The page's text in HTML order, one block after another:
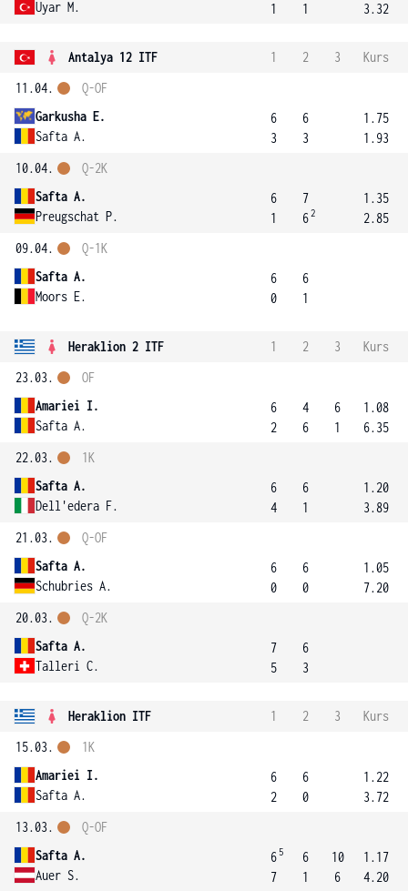
Uyar M. 1 1 3.32
Antalya 12 ITF 1 2 3
Kurs
11.04.
Garkusha E.
Safta A.
Q-OF
6
3
6
3
1.75
1.93
10.04.
Safta A.
Preugschat P.
Q-2K
6
1
7
62
1.35
2.85
09.04.
Safta A.
Moors E.
Q-1K
6
0
6
1
Heraklion 2 ITF 1 2 3
Kurs
23.03.
Amariei I.
Safta A.
OF
6
2
4
6
6
1
1.08
6.35
22.03.
Safta A.
Dell'edera F.
1K
6
4
6
1
1.20
3.89
21.03.
Safta A.
Schubries A.
Q-OF
6
0
6
0
1.05
7.20
20.03.
Safta A.
Talleri C.
Q-2K
7
5
6
3
Heraklion ITF 1 2 3
Kurs
15.03.
Amariei I.
Safta A.
1K
6
2
6
0
1.22
3.72
13.03.
Safta A.
Auer S.
Q-OF
6 5
7
6
1
10
6
1.17
4.20